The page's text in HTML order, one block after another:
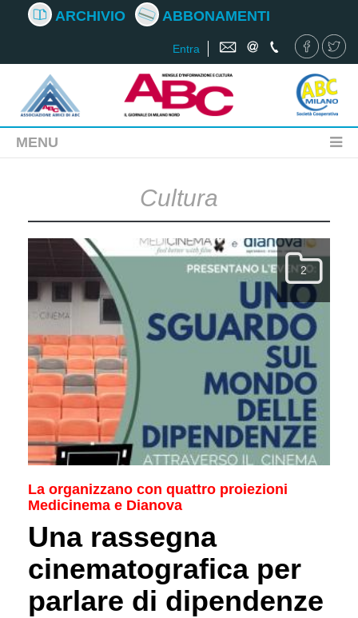
ARCHIVIO ABBONAMENTI
Entra
MENU
Cultura
2
La organizzano con quattro proiezioni
Medicinema e Dianova
Una rassegna
cinematografica per
parlare di dipendenze